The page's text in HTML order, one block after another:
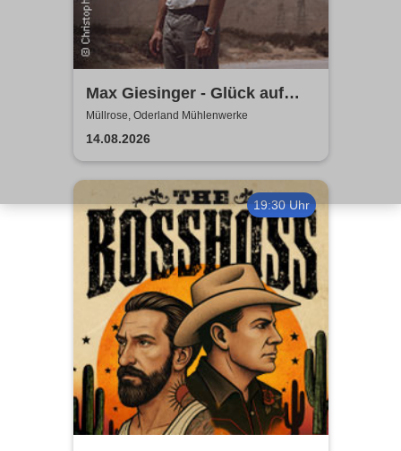
Max Giesinger - Glück auf
den Straßen 2026
Müllrose, Oderland Mühlenwerke
14.08.2026
19:30 Uhr